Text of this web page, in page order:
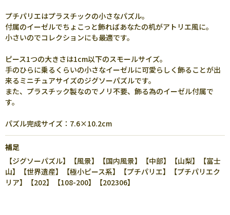
プチパリエはプラスチックの小さなパズル。
付属のイーゼルでちょこっと飾ればあなたの机がアトリエ風に。
小さいのでコレクションにも最適です。
ピース1つの大きさは1cm以下のスモールサイズ。
手のひらに乗るくらいの小さなイーゼルに可愛らしく飾ることが出
来るミニチュアサイズのジグソーパズルです。
また、プラスチック製なのでノリ不要、飾る為のイーゼル付属で
す。
パズル完成サイズ：7.6×10.2cm
補足
【ジグソーパズル】【風景】【国内風景】【中部】【山梨】【富士
山】【世界遺産】【極小ピース系】【プチパリエ】【プチパリエク
リア】【202】【108-200】【202306】